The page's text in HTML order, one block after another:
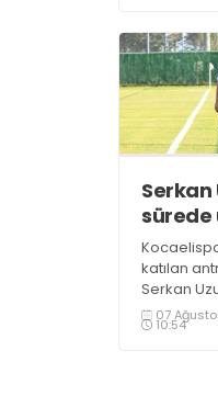
Serkan
sürede
sağladı
katılan
Serkan
ısındı.
kulüpte
07
10:54